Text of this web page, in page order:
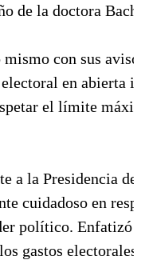
de la doctora
con sus
en abierta
el límite
a la Presidencia de
cuidadoso en
político. Enfatizó
gastos electorales